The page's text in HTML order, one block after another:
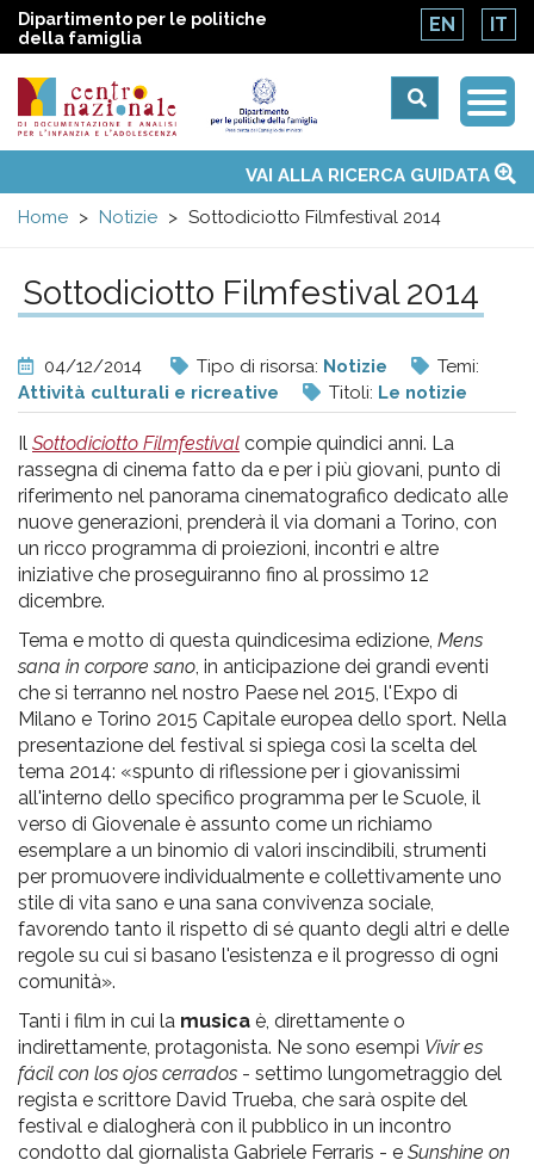
Dipartimento per le politiche
della famiglia
EN IT
Centro
nazionale
di
Documentazione
e
analisi
pr
l'infanzia
e
l'adolescenza
menu
Temi
Attività
Convenzione ONUVAI ALLA RICERCA GUIDATA
Home
Notizie Sottodiciotto Filmfestival 2014
Sottodiciotto Filmfestival 2014
04/12/2014 Tipo di risorsa: Notizie
Temi:
Attività culturali e ricreative
Titoli: Le notizie
Il Sottodiciotto Filmfestival compie quindici anni. La
rassegna di cinema fatto da e per i più giovani, punto di
riferimento nel panorama cinematografico dedicato alle
nuove generazioni, prenderà il via domani a Torino, con
un ricco programma di proiezioni, incontri e altre
iniziative che proseguiranno fino al prossimo 12
dicembre.
Tema e motto di questa quindicesima edizione, Mens
sana in corpore sano, in anticipazione dei grandi eventi
che si terranno nel nostro Paese nel 2015, l'Expo di
Milano e Torino 2015 Capitale europea dello sport. Nella
presentazione del festival si spiega così la scelta del
tema 2014: «spunto di riflessione per i giovanissimi
all'interno dello specifico programma per le Scuole, il
verso di Giovenale è assunto come un richiamo
esemplare a un binomio di valori inscindibili, strumenti
per promuovere individualmente e collettivamente uno
stile di vita sano e una sana convivenza sociale,
favorendo tanto il rispetto di sé quanto degli altri e delle
regole su cui si basano l'esistenza e il progresso di ogni
comunità».
Tanti i film in cui la musica è, direttamente o
indirettamente, protagonista. Ne sono esempi Vivir es
fácil con los ojos cerrados - settimo lungometraggio del
regista e scrittore David Trueba, che sarà ospite del
festival e dialogherà con il pubblico in un incontro
condotto dal giornalista Gabriele Ferraris - e Sunshine on